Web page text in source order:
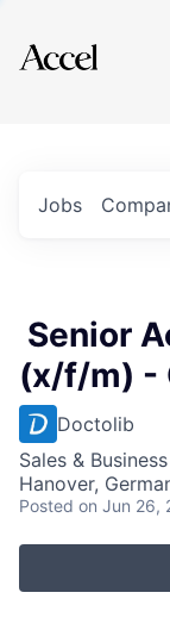
Explore
Jobs
Senior
(x/f/m) -
Doctolib
Sales &
Hanover,
Posted on Jun 26,